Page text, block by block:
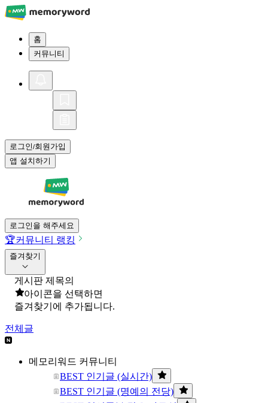
홈
커뮤니티
로그인/회원가입
앱 설치하기
로그인을 해주세요
🏆커뮤니티 랭킹
즐겨찾기
게시판 제목의
아이콘을 선택하면
즐겨찾기에 추가됩니다.
전체글
메모리워드 커뮤니티
BEST 인기글 (실시간)
BEST 인기글 (명예의 전당)